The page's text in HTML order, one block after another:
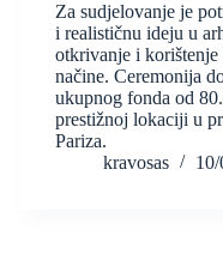
Za sudjelovanje je
i realističnu ideju u
otkrivanje i
načine. Ceremonija
ukupnog fonda od
prestižnoj lokaciji u
Pariza.
kravosas